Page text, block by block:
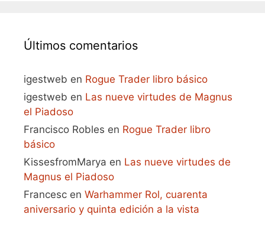
Últimos comentarios
igestweb en Rogue Trader libro básico
igestweb en Las nueve virtudes de Magnus
el Piadoso
Francisco Robles en Rogue Trader libro
básico
KissesfromMarya en Las nueve virtudes de
Magnus el Piadoso
Francesc en Warhammer Rol, cuarenta
aniversario y quinta edición a la vista